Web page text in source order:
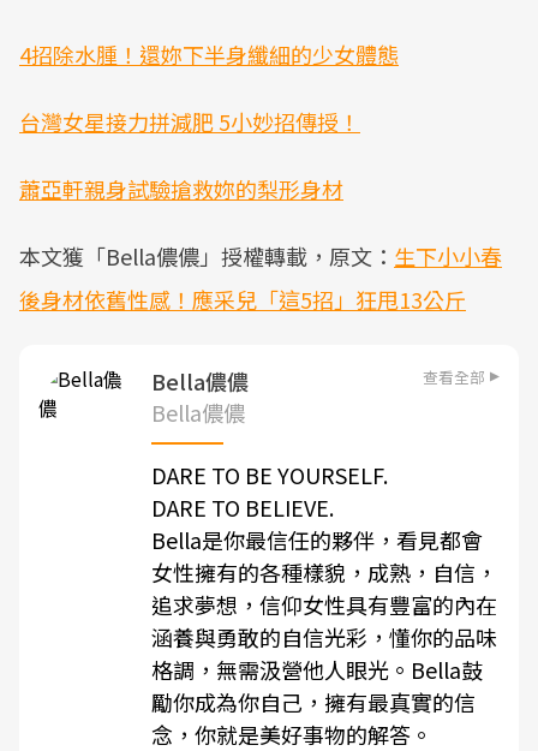
4招除水腫！還妳下半身纖細的少女體態
台灣女星接力拼減肥 5小妙招傳授！
蕭亞軒親身試驗搶救妳的梨形身材
本文獲「Bella儂儂」授權轉載，原文： 生下小小春
後身材依舊性感！應采兒「這5招」狂甩13公斤
Bella儂儂 查看全部
Bella儂儂
DARE TO BE YOURSELF.
DARE TO BELIEVE.
Bella是你最信任的夥伴，看見都會
女性擁有的各種樣貌，成熟，自信，
追求夢想，信仰女性具有豐富的內在
涵養與勇敢的自信光彩，懂你的品味
格調，無需汲營他人眼光。Bella鼓
勵你成為你自己，擁有最真實的信
念，你就是美好事物的解答。